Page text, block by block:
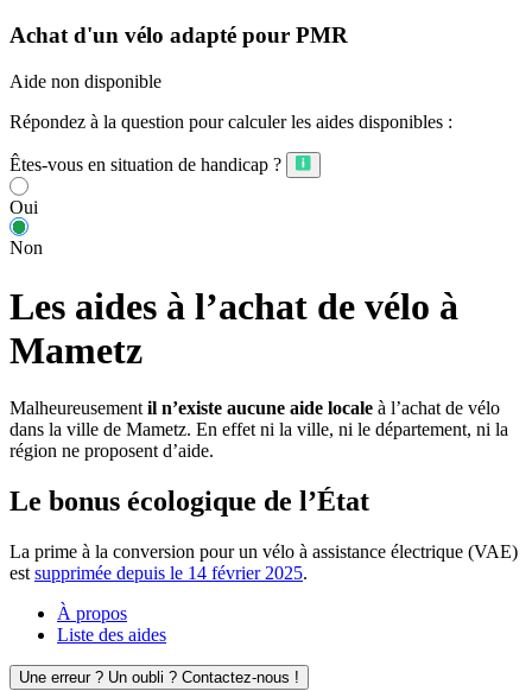
Achat d'un vélo adapté pour PMR
Aide non disponible
Répondez à la question pour calculer les aides disponibles :
Êtes-vous en situation de handicap ?
Oui
Non
Les aides à l’achat de vélo à
Mametz
Malheureusement il n’existe aucune aide locale à l’achat de vélo
dans la ville de Mametz. En effet ni la ville, ni le département, ni la
région ne proposent d’aide.
Le bonus écologique de l’État
La prime à la conversion pour un vélo à assistance électrique (VAE)
est supprimée depuis le 14 février 2025.
À propos
Liste des aides
Une erreur ? Un oubli ? Contactez-nous !